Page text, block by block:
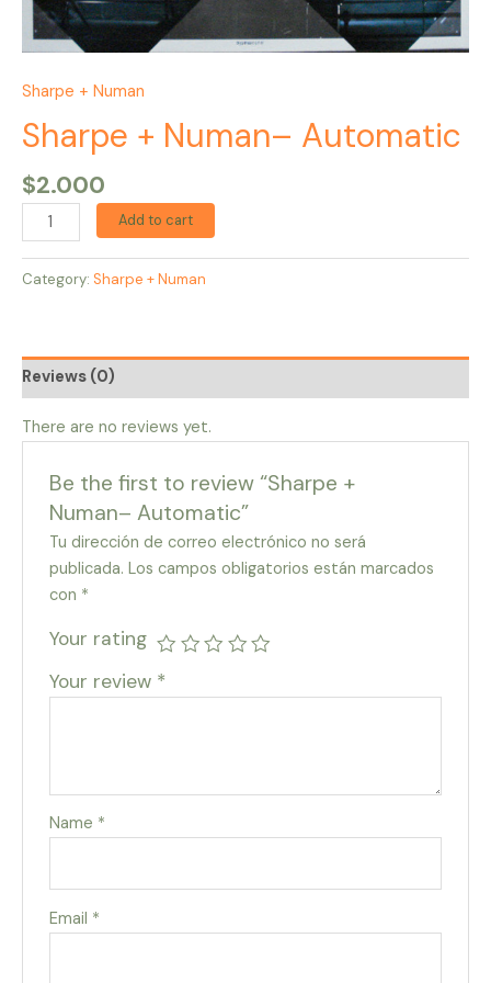
Sharpe + Numan
Sharpe + Numan– Automatic
$2.000
Add to cart
Category: Sharpe + Numan
Reviews (0)
There are no reviews yet.
Be the first to review “Sharpe +
Numan– Automatic”
Tu dirección de correo electrónico no será
publicada. Los campos obligatorios están marcados
con *
Your rating
Your review *
Name *
Email *